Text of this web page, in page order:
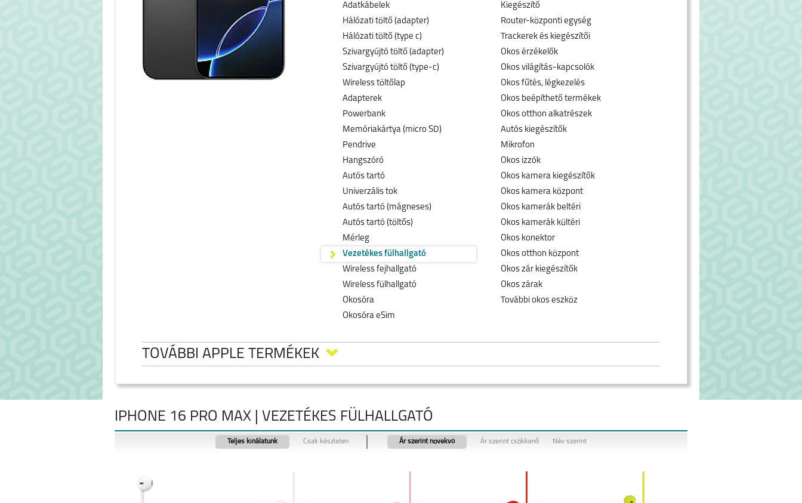
Adatkábelek
Hálózati töltő (adapter)
Hálózati töltő (type c)
Szivargyújtó töltő (adapter)
Szivargyújtó töltő (type-c)
Wireless töltőlap
Adapterek
Powerbank
Memóriakártya (micro SD)
Pendrive
Hangszóró
Autós tartó
Univerzális tok
Autós tartó (mágneses)
Autós tartó (töltős)
Mérleg
Vezetékes fülhallgató
Wireless fejhallgató
Wireless fülhallgató
Okosóra
Okosóra eSim
Kiegészítő
Router-központi egység
Trackerek és kiegészítői
Okos érzékelők
Okos világítás-kapcsolók
Okos fűtés, légkezelés
Okos beépíthető termékek
Okos otthon alkatrészek
Autós kiegészítők
Mikrofon
Okos izzók
Okos kamera kiegészítők
Okos kamera központ
Okos kamerák beltéri
Okos kamerák kültéri
Okos konektor
Okos otthon központ
Okos zár kiegészítők
Okos zárak
További okos eszköz
TOVÁBBI APPLE TERMÉKEK
IPHONE 17 PRO MAX
IPHONE 16 PRO MAX | VEZETÉKES FÜLHALLGATÓ
Teljes kínálatunk Csak készleten Ár szerint növekvő Ár szerint csökkenő Név szerint